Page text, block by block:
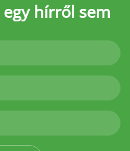
egy hírről sem